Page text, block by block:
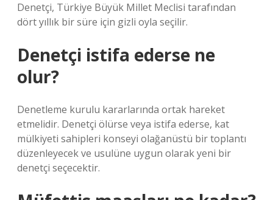
Denetçi, Türkiye Büyük Millet Meclisi tarafından
dört yıllık bir süre için gizli oyla seçilir.
Denetçi istifa ederse ne
olur?
Denetleme kurulu kararlarında ortak hareket
etmelidir. Denetçi ölürse veya istifa ederse, kat
mülkiyeti sahipleri konseyi olağanüstü bir toplantı
düzenleyecek ve usulüne uygun olarak yeni bir
denetçi seçecektir.